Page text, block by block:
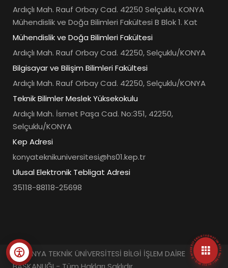
Ardıçlı Mah. Rauf Orbay Cad. 42250 Selçuklu, KONYA
Mühendislik ve Doğa Bilimleri Fakültesi B Blok 1. Kat
Mühendislik ve Doğa Bilimleri Fakültesi
Ardıçlı Mah. Rauf Orbay Cad. 42250, Selçuklu/KONYA
Bilgisayar ve Bilişim Bilimleri Fakültesi
Ardıçlı Mah. Rauf Orbay Cad. 42250, Selçuklu/KONYA
Teknik Bilimler Meslek Yüksekokulu
Ardıçlı Mah. İsmet Paşa Cad. No:351, 42250,
Selçuklu/KONYA
Kep Adresi
konyateknikuniversitesi@hs01.kep.tr
Ulusal Elektronik Tebligat Adresi
35118-88118-25698
© KONYA TEKNİK ÜNİVERSİTESİ BİLGİ İŞLEM DAİRE• ÜNIVERSITE BILGI YÖNETIM SISTEMLERI • HIZLI ERIŞIM MENÜSÜ •